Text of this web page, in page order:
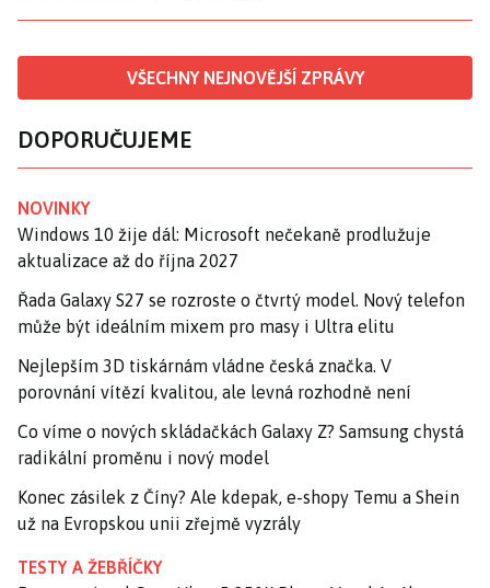
VŠECHNY NEJNOVĚJŠÍ ZPRÁVY
DOPORUČUJEME
NOVINKY
Windows 10 žije dál: Microsoft nečekaně prodlužuje
aktualizace až do října 2027
Řada Galaxy S27 se rozroste o čtvrtý model. Nový telefon
může být ideálním mixem pro masy i Ultra elitu
Nejlepším 3D tiskárnám vládne česká značka. V
porovnání vítězí kvalitou, ale levná rozhodně není
Co víme o nových skládačkách Galaxy Z? Samsung chystá
radikální proměnu i nový model
Konec zásilek z Číny? Ale kdepak, e-shopy Temu a Shein
už na Evropskou unii zřejmě vyzrály
TESTY A ŽEBŘÍČKY